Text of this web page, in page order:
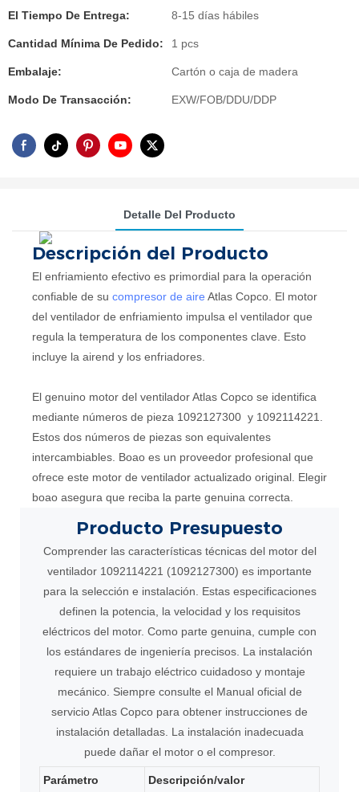
El Tiempo De Entrega: 8-15 días hábiles
Cantidad Mínima De Pedido: 1 pcs
Embalaje: Cartón o caja de madera
Modo De Transacción: EXW/FOB/DDU/DDP
Detalle Del Producto
Descripción del Producto
El enfriamiento efectivo es primordial para la operación
confiable de su compresor de aire Atlas Copco. El motor
del ventilador de enfriamiento impulsa el ventilador que
regula la temperatura de los componentes clave. Esto
incluye la airend y los enfriadores.
El genuino motor del ventilador Atlas Copco se identifica
mediante números de pieza 1092127300 y 1092114221.
Estos dos números de piezas son equivalentes
intercambiables. Boao es un proveedor profesional que
ofrece este motor de ventilador actualizado original. Elegir
boao asegura que reciba la parte genuina correcta.
Producto Presupuesto
Comprender las características técnicas del motor del
ventilador 1092114221 (1092127300) es importante
para la selección e instalación. Estas especificaciones
definen la potencia, la velocidad y los requisitos
eléctricos del motor. Como parte genuina, cumple con
los estándares de ingeniería precisos. La instalación
requiere un trabajo eléctrico cuidadoso y montaje
mecánico. Siempre consulte el Manual oficial de
servicio Atlas Copco para obtener instrucciones de
instalación detalladas. La instalación inadecuada
puede dañar el motor o el compresor.
Parámetro Descripción/valor